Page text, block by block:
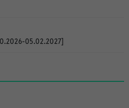
05.02.2027]